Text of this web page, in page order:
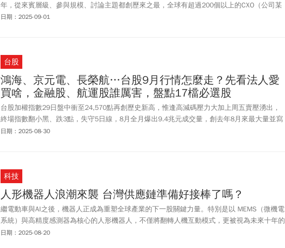
年，從來賓層級、參與規模、討論主題都創歷來之最，全球有超過200個以上的CXO（公司某
領域最高級主管）及EVP（執行副總裁）代表與會，9月的台灣將成為國際媒體注目的焦點。
日期：2025-09-01
台股
鴻海、京元電、長榮航…台股9月行情怎麼走？先看法人愛
買啥，金融股、航運股誰厲害，盤點17檔必選股
台股加權指數29日盤中衝至24,570點再創歷史新高，惟逢高減碼壓力大加上周五賣壓湧出，
終場指數翻小黑、跌3點，失守5日線，8月全月爆出9.4兆元成交量，創去年8月來最大量並寫
下月K連四紅。法人認為，加權指數持續震盪，籌碼成功換手，三大法人資金悄悄轉進基本面
日期：2025-08-30
科技
人形機器人浪潮來襲 台灣供應鏈準備好接棒了嗎？
繼電動車與AI之後，機器人正成為重塑全球產業的下一股關鍵力量。特別是以 MEMS（微機電
系統）與高精度感測器為核心的人形機器人，不僅將翻轉人機互動模式，更被視為未來十年的
黃金賽道。在這股趨勢下，台灣憑藉完整的半導體供應鏈與感測技術，正站在機器人革命的最
日期：2025-08-20